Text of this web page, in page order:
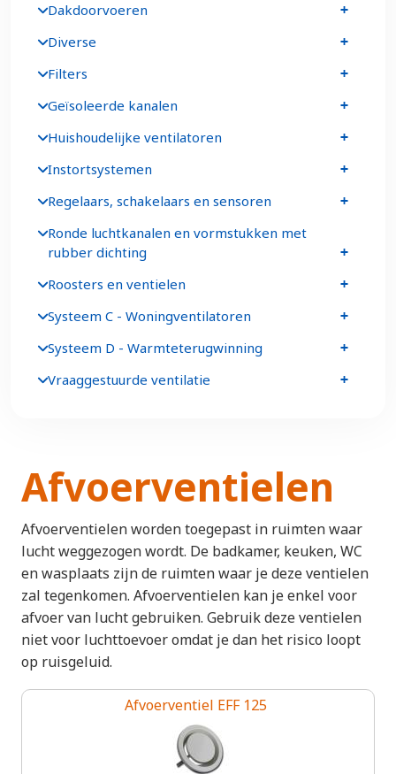
Afvoerventielen
Afvoerventielen worden toegepast in ruimten waar
lucht weggezogen wordt. De badkamer, keuken, WC
en wasplaats zijn de ruimten waar je deze ventielen
zal tegenkomen. Afvoerventielen kan je enkel voor
afvoer van lucht gebruiken. Gebruik deze ventielen
niet voor luchttoevoer omdat je dan het risico loopt
op ruisgeluid.
Afvoerventiel EFF 125
Dakdoorvoeren
Diverse
Filters
Geïsoleerde kanalen
Huishoudelijke ventilatoren
Instortsystemen
Regelaars, schakelaars en sensoren
Ronde luchtkanalen en vormstukken met
rubber dichting
Roosters en ventielen
Systeem C - Woningventilatoren
Systeem D - Warmteterugwinning
Vraaggestuurde ventilatie